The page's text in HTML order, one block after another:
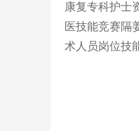
康复专科护士
医技能竞赛隔
术人员岗位技